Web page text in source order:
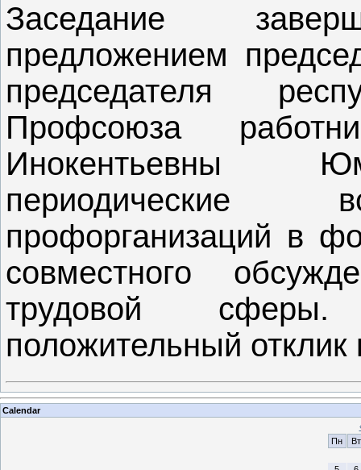
Заседание
предложением
председателя
Профсоюза
Инокентьевны
периодические
профорганизаций в
совместного
трудовой
положительный отклик
Calendar
Пн
Вт